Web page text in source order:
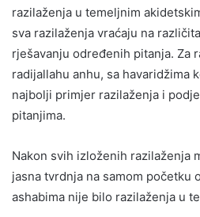
razilaženja u temeljnim
sva razilaženja vraćaju na
rješavanju određenih pitanja. Za
radijallahu anhu, sa havaridžima
najbolji primjer razilaženja i
pitanjima.
Nakon svih izloženih razilaženja
jasna tvrdnja na samom početku
ashabima nije bilo razilaženja u